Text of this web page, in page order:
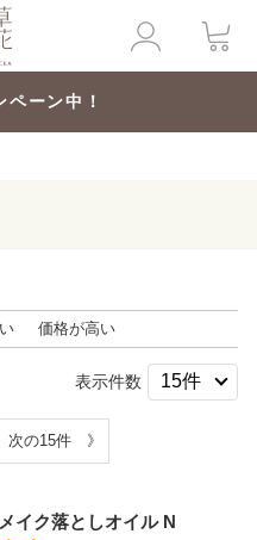
ーン中！
価格が高い
表示件数
次の15件 》
イク落としオイル N